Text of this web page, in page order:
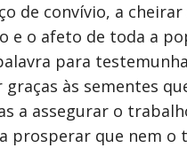
de convívio, a
e o afeto de toda a
para
às sementes
a assegurar o
prosperar que nem o